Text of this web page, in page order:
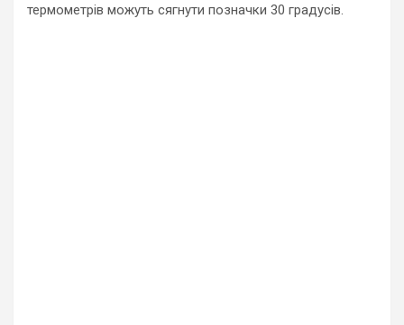
термометрів можуть сягнути позначки 30 градусів.